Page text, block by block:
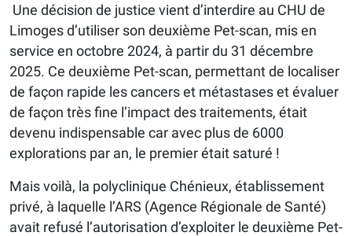
Une décision de justice vient d’interdire au CHU de
Limoges d’utiliser son deuxième Pet-scan, mis en
service en octobre 2024, à partir du 31 décembre
2025. Ce deuxième Pet-scan, permettant de localiser
de façon rapide les cancers et métastases et évaluer
de façon très fine l’impact des traitements, était
devenu indispensable car avec plus de 6000
explorations par an, le premier était saturé !
Mais voilà, la polyclinique Chénieux, établissement
privé, à laquelle l’ARS (Agence Régionale de Santé)
avait refusé l’autorisation d’exploiter le deuxième Pet-